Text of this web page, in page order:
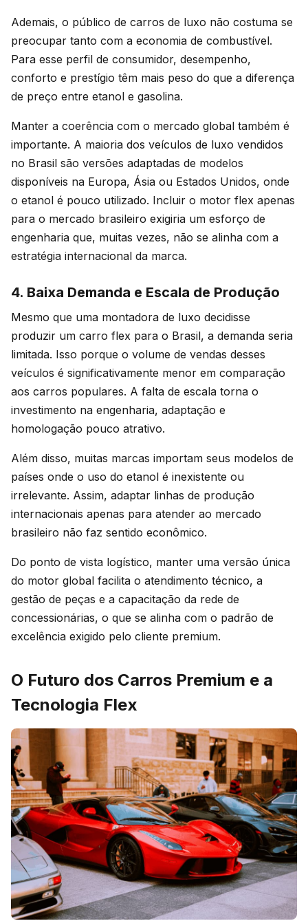
Ademais, o público de carros de luxo não costuma se
preocupar tanto com a economia de combustível.
Para esse perfil de consumidor, desempenho,
conforto e prestígio têm mais peso do que a diferença
de preço entre etanol e gasolina.
Manter a coerência com o mercado global também é
importante. A maioria dos veículos de luxo vendidos
no Brasil são versões adaptadas de modelos
disponíveis na Europa, Ásia ou Estados Unidos, onde
o etanol é pouco utilizado. Incluir o motor flex apenas
para o mercado brasileiro exigiria um esforço de
engenharia que, muitas vezes, não se alinha com a
estratégia internacional da marca.
4. Baixa Demanda e Escala de Produção
Mesmo que uma montadora de luxo decidisse
produzir um carro flex para o Brasil, a demanda seria
limitada. Isso porque o volume de vendas desses
veículos é significativamente menor em comparação
aos carros populares. A falta de escala torna o
investimento na engenharia, adaptação e
homologação pouco atrativo.
Além disso, muitas marcas importam seus modelos de
países onde o uso do etanol é inexistente ou
irrelevante. Assim, adaptar linhas de produção
internacionais apenas para atender ao mercado
brasileiro não faz sentido econômico.
Do ponto de vista logístico, manter uma versão única
do motor global facilita o atendimento técnico, a
gestão de peças e a capacitação da rede de
concessionárias, o que se alinha com o padrão de
excelência exigido pelo cliente premium.
O Futuro dos Carros Premium e a
Tecnologia Flex